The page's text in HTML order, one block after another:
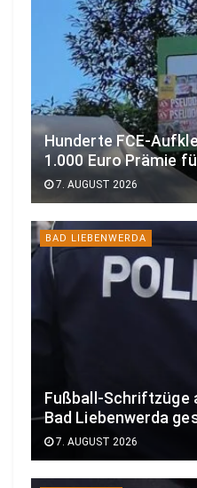
Hunderte FCE-
1.000 Euro Prämie
7. AUGUST 2026
BAD LIEBENWERDA
Fußball-Schriftzüge
Bad Liebenwerda
7. AUGUST 2026